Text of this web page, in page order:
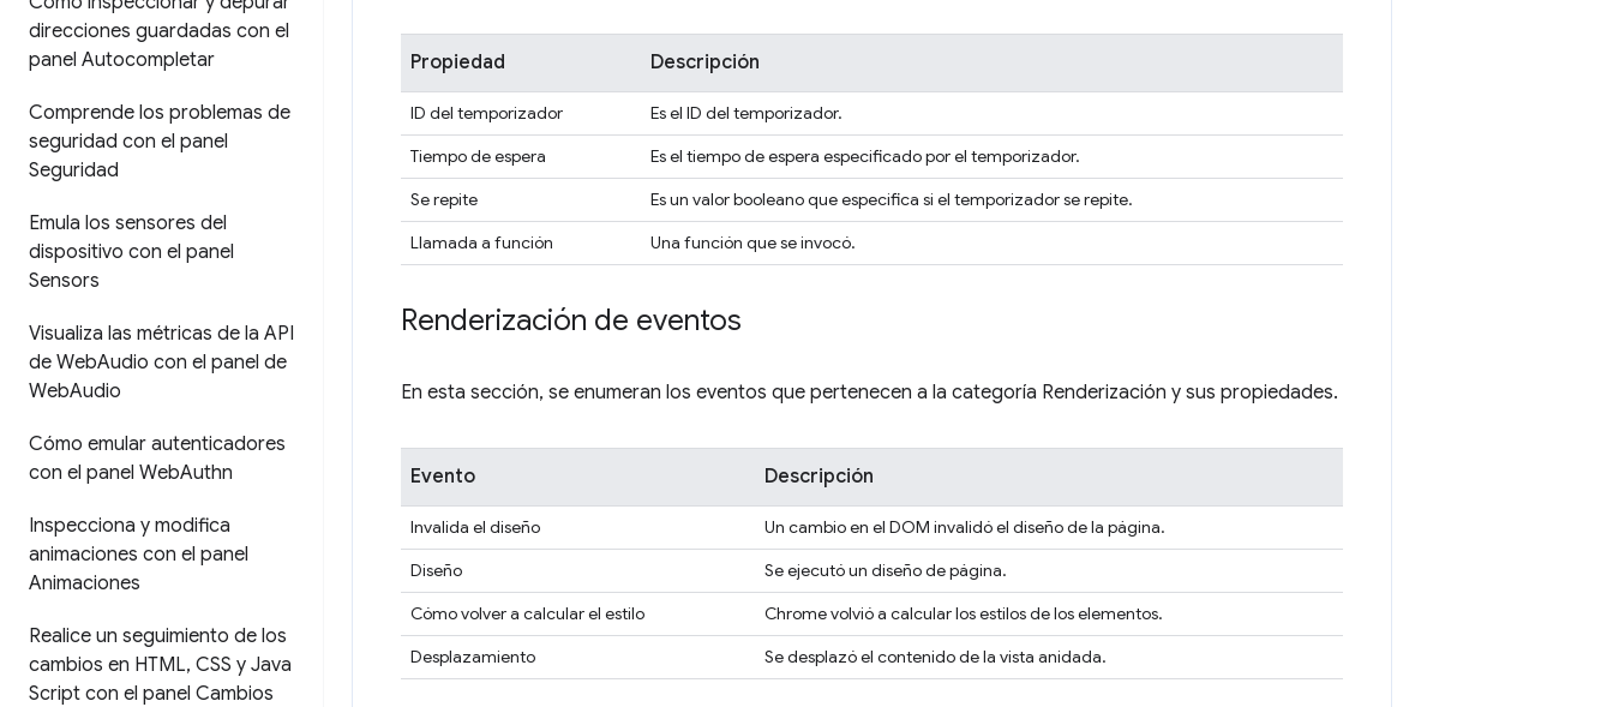
direcciones guardadas con el
panel Autocompletar
Comprende los problemas de
seguridad con el panel
Seguridad
Emula los sensores del
dispositivo con el panel
Sensors
Visualiza las métricas de la API
de WebAudio con el panel de
WebAudio
Cómo emular autenticadores
con el panel WebAuthn
Inspecciona y modifica
animaciones con el panel
Animaciones
Realice un seguimiento de los
cambios en HTML, CSS y Java
Script con el panel Cambios
Propiedad Descripción
ID del temporizador
Es el ID del temporizador.
Tiempo de espera
Es el tiempo de espera especificado por el temporizador.
Se repite
Es un valor booleano que especifica si el temporizador se repite.
Llamada a función
Una función que se invocó.
Renderización de eventos
En esta sección, se enumeran los eventos que pertenecen a la categoría Renderización y sus propiedades.
Evento Descripción
Invalida el diseño
Un cambio en el DOM invalidó el diseño de la página.
Diseño
Se ejecutó un diseño de página.
Cómo volver a calcular el estilo
Chrome volvió a calcular los estilos de los elementos.
Desplazamiento
Se desplazó el contenido de la vista anidada.